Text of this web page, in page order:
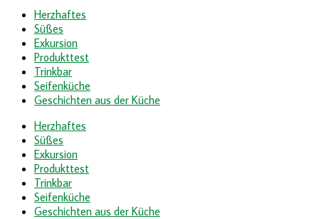
Herzhaftes
Süßes
Exkursion
Produkttest
Trinkbar
Seifenküche
Geschichten aus der Küche
Herzhaftes
Süßes
Exkursion
Produkttest
Trinkbar
Seifenküche
Geschichten aus der Küche